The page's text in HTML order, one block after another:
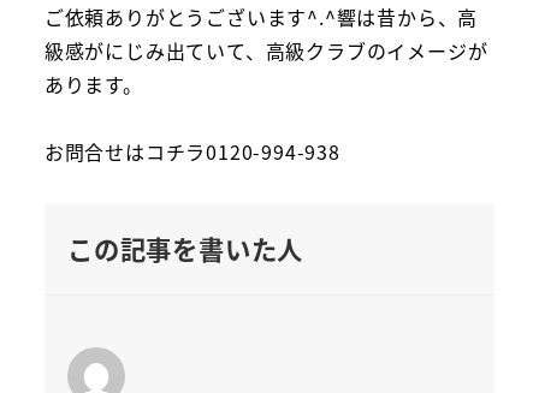
ご依頼ありがとうございます^.^響は昔から、高
級感がにじみ出ていて、高級クラブのイメージが
あります。
お問合せはコチラ0120-994-938
この記事を書いた人